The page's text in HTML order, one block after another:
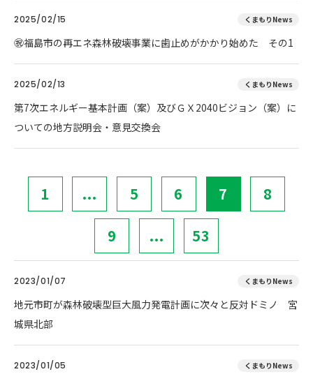
2025/02/15 くまもりNews
㊗️福島市の再エネ森林破壊事業に歯止めがかかり始めた その1
2025/02/13 くまもりNews
第7次エネルギー基本計画（案）及びＧＸ2040ビジョン（案）に
ついての地方説明会・意見交換会
1 ... 5 6 7 8
9 ... 53
2023/01/07 くまもりNews
地元市町が森林破壊型巨大風力発電計画に次々と反対ドミノ 宮
城県北部
2023/01/05 くまもりNews